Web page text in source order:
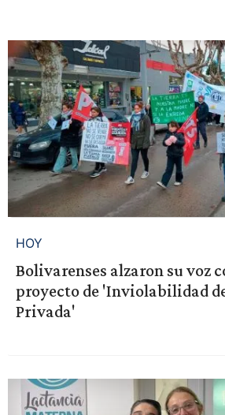
HOY
Bolivarenses alzaron su voz
proyecto de 'Inviolabilidad
Privada'